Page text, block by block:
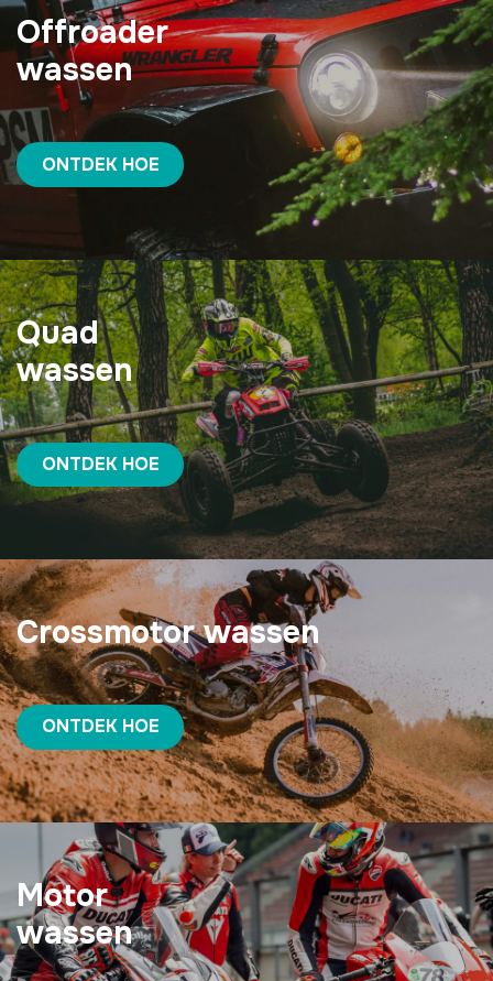
Offroader
wassen
ONTDEK HOE
Quad
wassen
ONTDEK HOE
Crossmotor wassen
ONTDEK HOE
Motor
wassen